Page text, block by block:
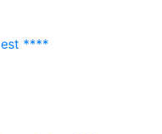
****